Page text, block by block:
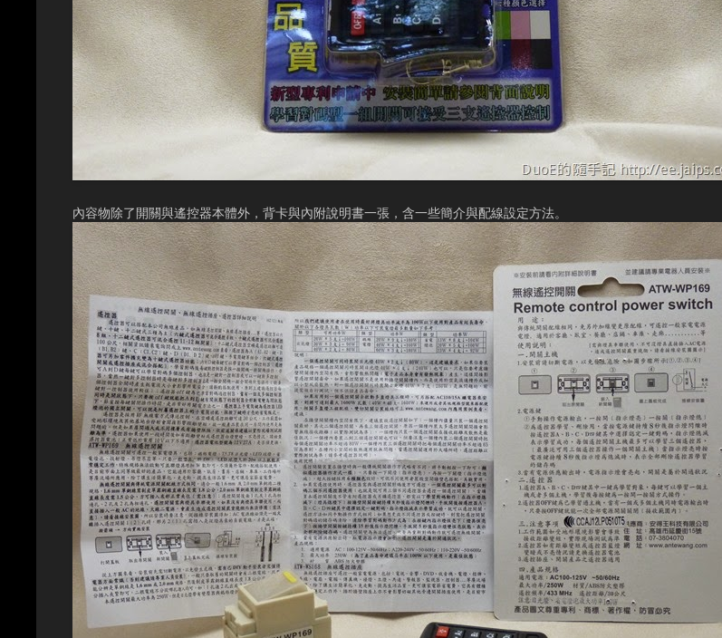
內容物除了開關與遙控器本體外，背卡與內附說明書一張，含一些簡介與配線設定方法。